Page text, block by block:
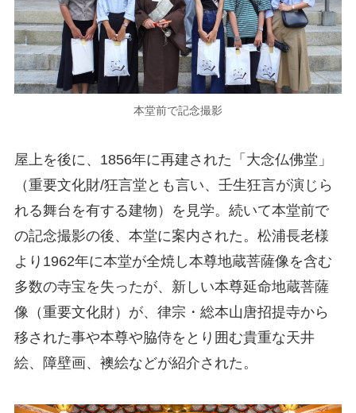
本堂前で記念撮影
屋上を後に、1856年に再建された「大念仏佛堂」
（重要文化財/狂言堂とも言い、壬生狂言が演じら
れる舞台を有する建物）を見学。続いて本堂前で
の記念撮影の後、本堂に案内された。松浦長老様
より1962年に本堂が全焼し本尊地蔵菩薩像を含む
多数の寺宝を失ったが、新しい本尊延命地蔵菩薩
像（重要文化財）が、律宗・総本山唐招提寺から
移された事や本尊や脇侍をとり囲む貴重な天井
絵、障壁画、襖絵などが紹介された。